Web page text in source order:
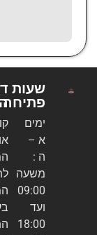
שעות
פתיחה
ימים
משעה
09:00
18:00
דרכי
קווי
בעיר